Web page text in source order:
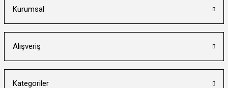
Kurumsal
Alışveriş
Kategoriler